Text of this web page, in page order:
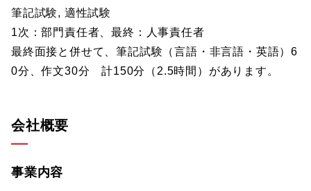
筆記試験, 適性試験
1次：部門責任者、最終：人事責任者
最終面接と併せて、筆記試験（言語・非言語・英語）6
0分、作文30分 計150分（2.5時間）があります。
会社概要
事業内容